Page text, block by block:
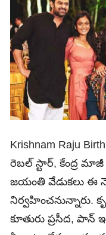
Krishnam Raju
రెబల్ స్టార్, కేంద్ర మాజీ
జయంతి వేడుకలు ఈ
నిర్వహించనున్నారు.
కూతురు ప్రసీద, పాన్